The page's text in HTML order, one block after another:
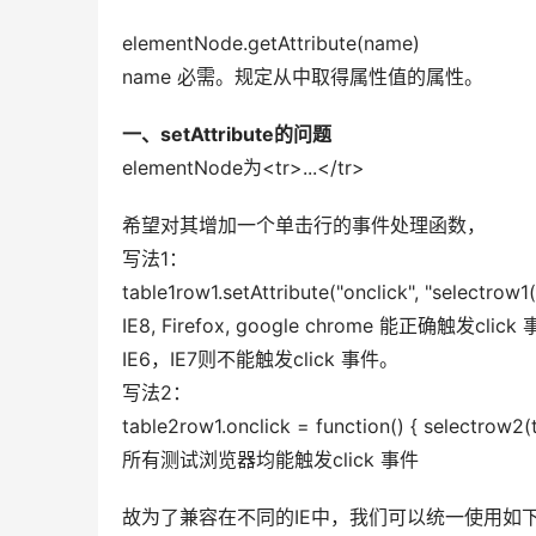
elementNode.getAttribute(name)
name 必需。规定从中取得属性值的属性。
一、setAttribute的问题
elementNode为<tr>...</tr>
希望对其增加一个单击行的事件处理函数，
写法1：
table1row1.setAttribute("onclick",
IE8, Firefox, google chrome 能正确触发click
IE6，IE7则不能触发click 事件。
写法2：
table2row1.onclick = function() {
所有测试浏览器均能触发click 事件
故为了兼容在不同的IE中，我们可以统一使用如